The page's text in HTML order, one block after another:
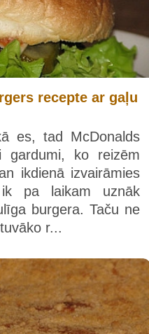
recepte ar gaļu
es, tad McDonalds
gardumi, ko reizēm
ikdienā izvairāmies
pa laikam uznāk
burgera. Taču ne
r...